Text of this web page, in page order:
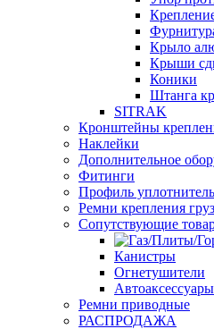
Крыло
Крыши
Коники
Штанга
SITRAK
Кронштейны
Наклейки
Дополнительное
Фитинги
Профиль
Ремни крепления
Сопутствующие
Канистры
Огнетушители
Автоаксессуары
Ремни приводные
РАСПРОДАЖА